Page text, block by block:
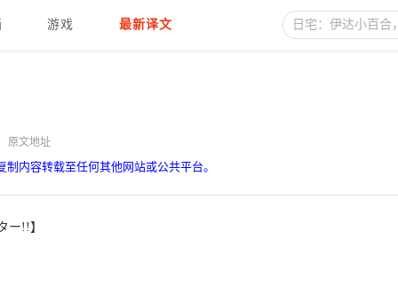
游戏 最新译文
原文地址
内容转载至任何其他网站或公共平台。
ー!!】